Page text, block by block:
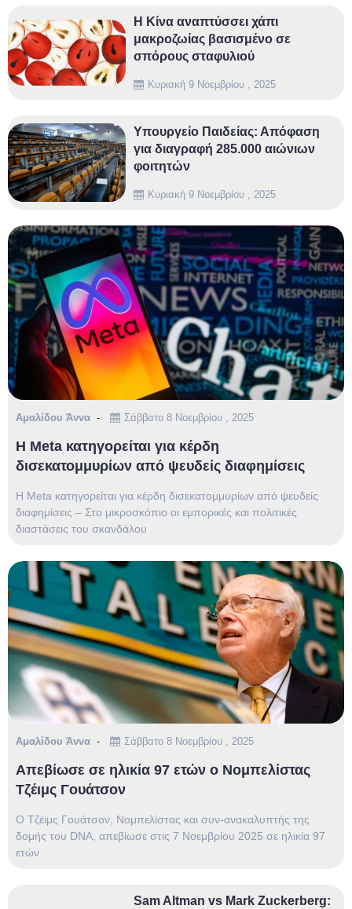
Κυριακή 9 Νοεμβρίου , 2025
Η Κίνα αναπτύσσει χάπι
μακροζωίας βασισμένο σε
σπόρους σταφυλιού
Κυριακή 9 Νοεμβρίου , 2025
Υπουργείο Παιδείας: Απόφαση
για διαγραφή 285.000 αιώνιων
φοιτητών
Αμαλίδου Άννα Σάββατο 8 Νοεμβρίου , 2025
Η Meta κατηγορείται για κέρδη
δισεκατομμυρίων από ψευδείς διαφημίσεις
Η Meta κατηγορείται για κέρδη δισεκατομμυρίων από ψευδείς
διαφημίσεις – Στο μικροσκόπιο οι εμπορικές και πολιτικές
διαστάσεις του σκανδάλου
Αμαλίδου Άννα Σάββατο 8 Νοεμβρίου , 2025
Απεβίωσε σε ηλικία 97 ετών ο Νομπελίστας
Τζέιμς Γουάτσον
Ο Τζέιμς Γουάτσον, Νομπελίστας και συν-ανακαλυπτής της
δομής του DNA, απεβίωσε στις 7 Νοεμβρίου 2025 σε ηλικία 97
ετών
Sam Altman vs Mark Zuckerberg: